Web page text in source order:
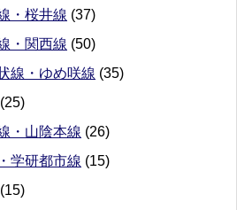
・桜井線 (37)
・関西線 (50)
線・ゆめ咲線 (35)
(25)
・山陰本線 (26)
学研都市線 (15)
(15)